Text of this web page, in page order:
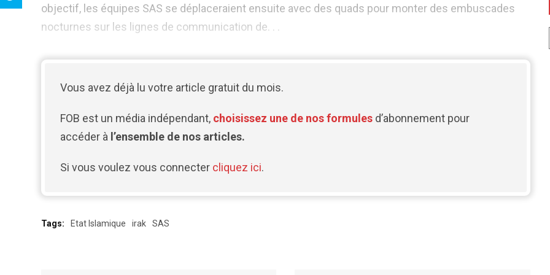
objectif, les équipes SAS se déplaceraient ensuite avec des quads pour monter des embuscades
nocturnes sur les lignes de communication de. . .
Vous avez déjà lu votre article gratuit du mois.
FOB est un média indépendant, choisissez une de nos formulesd’abonnement pour
accéder à l’ensemble de nos articles.
Si vous voulez vous connecter cliquez ici.
Tags: Etat Islamique irak SAS